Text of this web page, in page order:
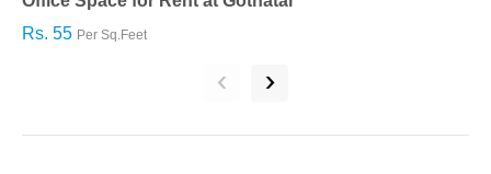
Rs. 55 Per Sq.Feet
‹ ›